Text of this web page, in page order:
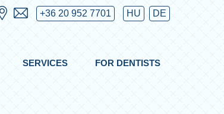
+36 20 952 7701 HU DE
SERVICES FOR DENTISTS